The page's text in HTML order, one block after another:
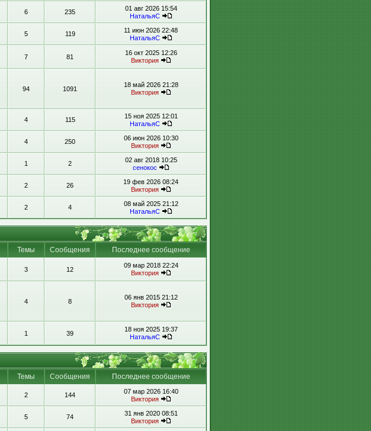
6 235
01 авг 2026 15:54
НатальяС
5 119
11 июн 2026 22:48
НатальяС
7 81
16 окт 2025 12:26
Виктория
94 1091
18 май 2026 21:28
Виктория
4 115
15 ноя 2025 12:01
НатальяС
4 250
06 июн 2026 10:30
Виктория
1 2
02 авг 2018 10:25
сенокос
2 26
19 фев 2026 08:24
Виктория
2 4
08 май 2025 21:12
НатальяС
Темы Сообщения
Последнее сообщение
3 12
09 мар 2018 22:24
Виктория
4 8
06 янв 2015 21:12
Виктория
1 39
18 ноя 2025 19:37
НатальяС
Темы Сообщения Последнее сообщение
2 144
07 мар 2026 16:40
Виктория
5 74
31 янв 2020 08:51
Виктория